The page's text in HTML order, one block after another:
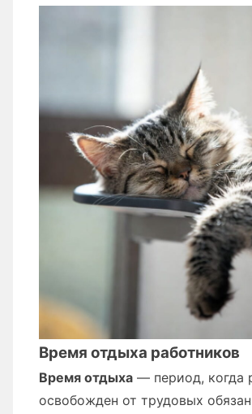
Время отдыха работников
Время отдыха — период, когда
освобожден от трудовых